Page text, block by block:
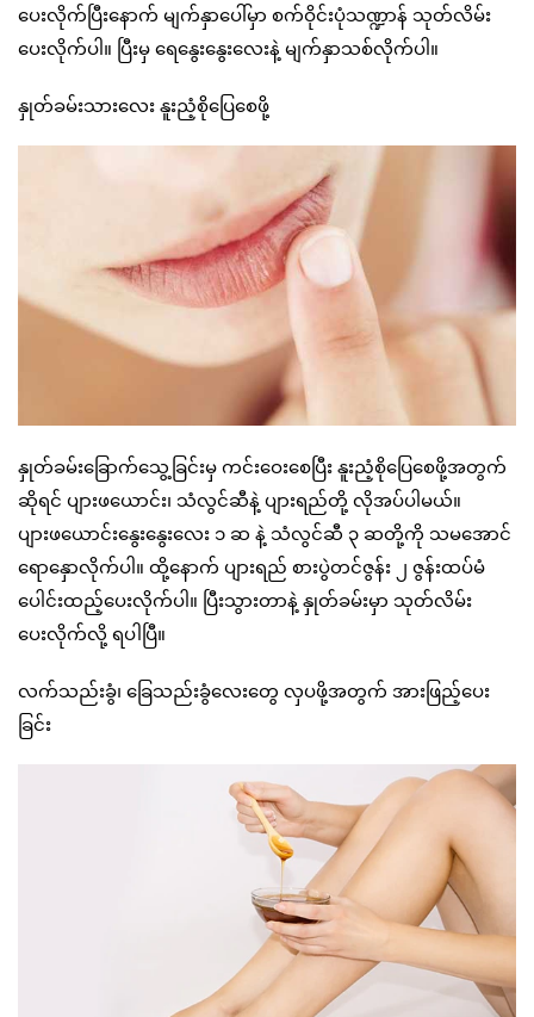
ပေးလိုက်ပြီးနောက် မျက်နှာပေါ်မှာ စက်ဝိုင်းပုံသဏ္ဍာန် သုတ်လိမ်း
ပေးလိုက်ပါ။ ပြီးမှ ရေနွေးနွေးလေးနဲ့ မျက်နှာသစ်လိုက်ပါ။
နှုတ်ခမ်းသားလေး နူးညံ့စိုပြေစေဖို့
နှုတ်ခမ်းခြောက်သွေ့ခြင်းမှ ကင်းဝေးစေပြီး နူးညံ့စိုပြေစေဖို့အတွက်
ဆိုရင် ပျားဖယောင်း၊ သံလွင်ဆီနဲ့ ပျားရည်တို့ လိုအပ်ပါမယ်။
ပျားဖယောင်းနွေးနွေးလေး ၁ ဆ နဲ့ သံလွင်ဆီ ၃ ဆတို့ကို သမအောင်
ရောနှောလိုက်ပါ။ ထို့နောက် ပျားရည် စားပွဲတင်ဇွန်း ၂ ဇွန်းထပ်မံ
ပေါင်းထည့်ပေးလိုက်ပါ။ ပြီးသွားတာနဲ့ နှုတ်ခမ်းမှာ သုတ်လိမ်း
ပေးလိုက်လို့ ရပါပြီ။
လက်သည်းခွံ၊ ခြေသည်းခွံလေးတွေ လှပဖို့အတွက် အားဖြည့်ပေး
ခြင်း